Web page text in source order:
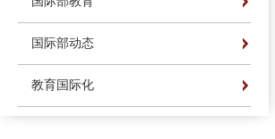
国际部动态
教育国际化
办学简介 办学理念 荣誉长廊